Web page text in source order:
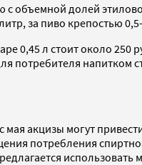
с объемной долей
за пиво крепостью
0,45 л стоит около
напитком
акцизы могут
потребления